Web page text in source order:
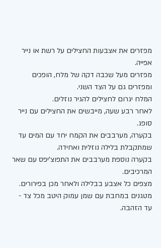
מפזרים את אצבעות החצילים על רשת או נייר
אפייה.
מפזרים מעל שכבה דקה של מלח, הופכים
ומפזרים גם על הצד השני.
המלח יגרום לחצילים להגיר נוזלים.
לאחר רבע שעה, מייבשים את החצילים עם נייר
סופג.
בקערה, מערבבים את הקמח יחד עם המים עד
שמתקבלת בלילה נוזלית ואחידה.
בקערה נוספת מערבבים את התפוצ'יפס עם שאר
המרכיבים.
מצפים כל אצבע בבלילה ולאחר מכן בפירורים.
מטגנים במחבת עם שמן עמוק היטב מכל צד -
עד הזהבה.